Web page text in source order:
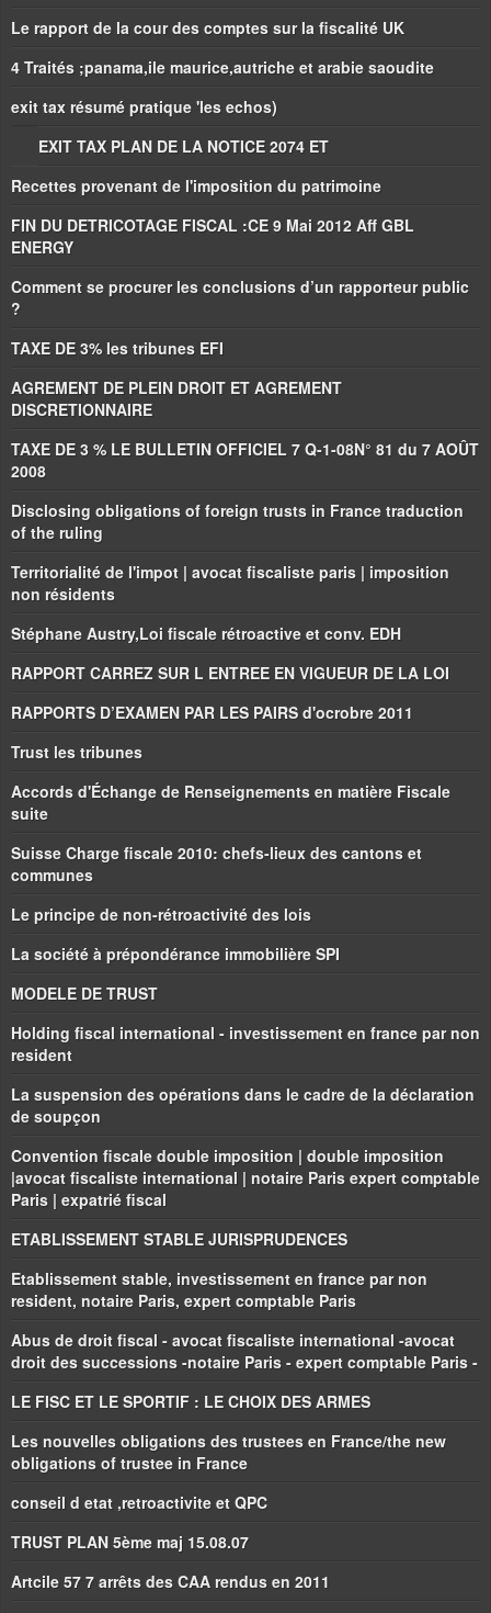
Le rapport de la cour des comptes sur la fiscalité UK
4 Traités ;panama,ile maurice,autriche et arabie saoudite
exit tax résumé pratique 'les echos)
EXIT TAX PLAN DE LA NOTICE 2074 ET
Recettes provenant de l'imposition du patrimoine
FIN DU DETRICOTAGE FISCAL :CE 9 Mai 2012 Aff GBL
ENERGY
Comment se procurer les conclusions d’un rapporteur public
?
TAXE DE 3% les tribunes EFI
AGREMENT DE PLEIN DROIT ET AGREMENT
DISCRETIONNAIRE
TAXE DE 3 % LE BULLETIN OFFICIEL 7 Q-1-08N° 81 du 7 AOÛT
2008
Disclosing obligations of foreign trusts in France traduction
of the ruling
Territorialité de l'impot | avocat fiscaliste paris | imposition
non résidents
Stéphane Austry,Loi fiscale rétroactive et conv. EDH
RAPPORT CARREZ SUR L ENTREE EN VIGUEUR DE LA LOI
RAPPORTS D’EXAMEN PAR LES PAIRS d'ocrobre 2011
Trust les tribunes
Accords d'Échange de Renseignements en matière Fiscale
suite
Suisse Charge fiscale 2010: chefs-lieux des cantons et
communes
Le principe de non-rétroactivité des lois
La société à prépondérance immobilière SPI
MODELE DE TRUST
Holding fiscal international - investissement en france par non
resident
La suspension des opérations dans le cadre de la déclaration
de soupçon
Convention fiscale double imposition | double imposition
|avocat fiscaliste international | notaire Paris expert comptable
Paris | expatrié fiscal
ETABLISSEMENT STABLE JURISPRUDENCES
Etablissement stable, investissement en france par non
resident, notaire Paris, expert comptable Paris
Abus de droit fiscal - avocat fiscaliste international -avocat
droit des successions -notaire Paris - expert comptable Paris -
LE FISC ET LE SPORTIF : LE CHOIX DES ARMES
Les nouvelles obligations des trustees en France/the new
obligations of trustee in France
conseil d etat ,retroactivite et QPC
TRUST PLAN 5ème maj 15.08.07
Artcile 57 7 arrêts des CAA rendus en 2011